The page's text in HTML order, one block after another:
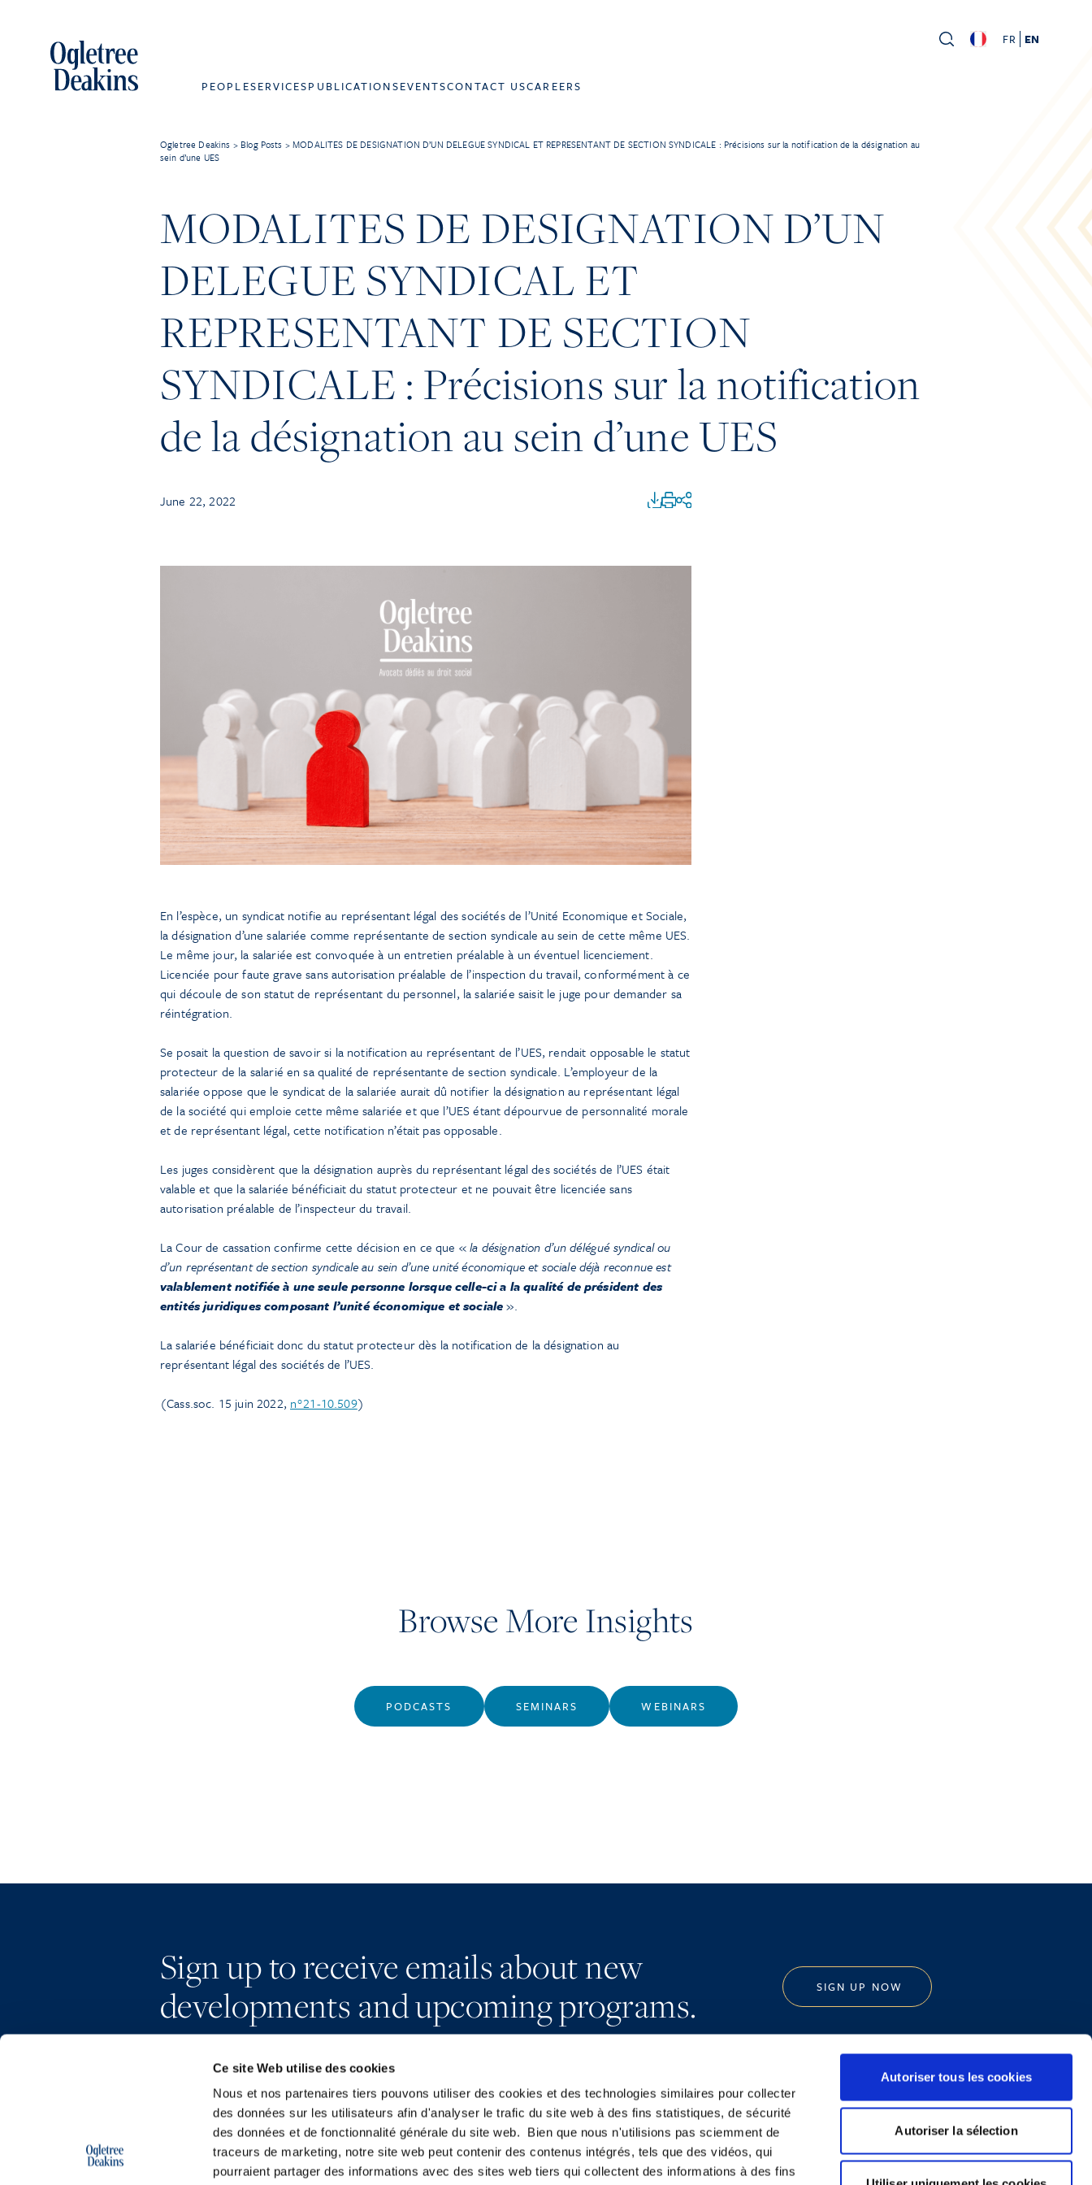
Ce site Web utilise des cookies
Nous et nos partenaires tiers pouvons utiliser des cookies et des technologies similaires pour collecter
des données sur les utilisateurs afin d'analyser le trafic du site web à des fins statistiques, de sécurité
des données et de fonctionnalité générale du site web. Bien que nous n'utilisions pas sciemment de
traceurs de marketing, notre site web peut contenir des contenus intégrés, tels que des vidéos, qui
pourraient partager des informations avec des sites web tiers qui collectent des informations à des fins
Autoriser tous les cookies
Autoriser la sélection
FR EN
PEOPLESERVICESPUBLICATIONSEVENTSCONTACT USCAREERS
Ogletree Deakins > Blog Posts >MODALITES DE DESIGNATION D’UN DELEGUE SYNDICAL ET REPRESENTANT DE SECTION SYNDICALE : Précisions sur la notification de la désignation au
sein d’une UES
MODALITES DE DESIGNATION D’UN
DELEGUE SYNDICAL ET
REPRESENTANT DE SECTION
SYNDICALE : Précisions sur la notification
de la désignation au sein d’une UES
June 22, 2022
En l’espèce, un syndicat notifie au représentant légal des sociétés de l’Unité Economique et Sociale,
la désignation d’une salariée comme représentante de section syndicale au sein de cette même UES.
Le même jour, la salariée est convoquée à un entretien préalable à un éventuel licenciement.
Licenciée pour faute grave sans autorisation préalable de l’inspection du travail, conformément à ce
qui découle de son statut de représentant du personnel, la salariée saisit le juge pour demander sa
réintégration.
Se posait la question de savoir si la notification au représentant de l’UES, rendait opposable le statut
protecteur de la salarié en sa qualité de représentante de section syndicale. L’employeur de la
salariée oppose que le syndicat de la salariée aurait dû notifier la désignation au représentant légal
de la société qui emploie cette même salariée et que l’UES étant dépourvue de personnalité morale
et de représentant légal, cette notification n’était pas opposable.
Les juges considèrent que la désignation auprès du représentant légal des sociétés de l’UES était
valable et que la salariée bénéficiait du statut protecteur et ne pouvait être licenciée sans
autorisation préalable de l’inspecteur du travail.
La Cour de cassation confirme cette décision en ce que «la désignation d’un délégué syndical ou
d’un représentant de section syndicale au sein d’une unité économique et sociale déjà reconnue est
valablement notifiée à une seule personne lorsque celle-ci a la qualité de président des
entités juridiques composant l’unité économique et sociale ».
La salariée bénéficiait donc du statut protecteur dès la notification de la désignation au
représentant légal des sociétés de l’UES.
(Cass.soc. 15 juin 2022, n°21-10.509)
Browse More Insights
PODCASTS SEMINARS WEBINARS
Sign up to receive emails about new
developments and upcoming programs.
SIGN UP NOW
Subscribe
Press
YouTube
LinkedIn
X
Privacy Policy
Legal Notice and Disclaimer